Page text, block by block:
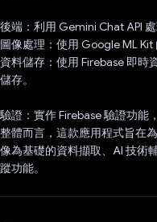
後端：利用 Gemini Chat API 處
圖像處理：使用 Google ML Kit
資料儲存：使用 Firebase 即時
儲存。
驗證：實作 Firebase 驗證功能
整體而言，這款應用程式旨在
像為基礎的資料擷取、AI 技術
蹤功能。